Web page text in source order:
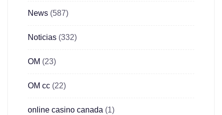
News (587)
Noticias (332)
OM (23)
OM cc (22)
online casino canada (1)